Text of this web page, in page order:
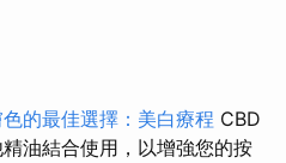
的最佳選擇：美白療程 CBD
油結合使用，以增強您的按